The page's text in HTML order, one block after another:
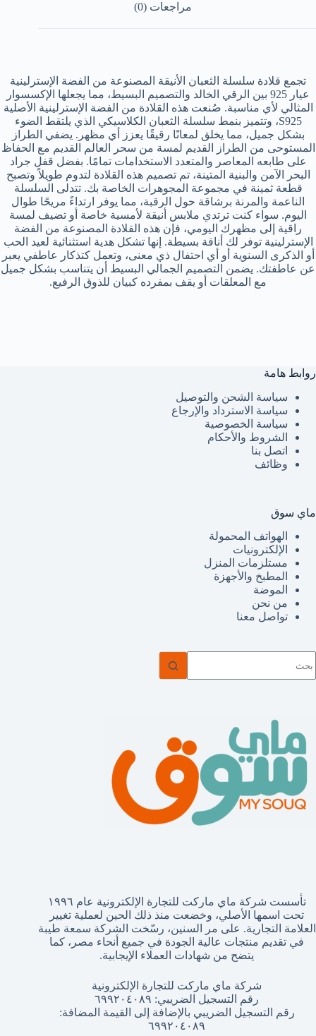
مراجعات (0)
تجمع قلادة سلسلة الثعبان الأنيقة المصنوعة من الفضة الإسترلينية
عيار 925 بين الرقي الخالد والتصميم البسيط، مما يجعلها الإكسسوار
المثالي لأي مناسبة. صُنعت هذه القلادة من الفضة الإسترلينية الأصلية
S925، وتتميز بنمط سلسلة الثعبان الكلاسيكي الذي يلتقط الضوء
بشكل جميل، مما يخلق لمعانًا رقيقًا يعزز أي مظهر. يضفي الطراز
المستوحى من الطراز القديم لمسة من سحر العالم القديم مع الحفاظ
على طابعه المعاصر والمتعدد الاستخدامات تمامًا. بفضل قفل جراد
البحر الآمن والبنية المتينة، تم تصميم هذه القلادة لتدوم طويلاً وتصبح
قطعة ثمينة في مجموعة المجوهرات الخاصة بك. تتدلى السلسلة
الناعمة والمرنة برشاقة حول الرقبة، مما يوفر ارتداءً مريحًا طوال
اليوم. سواء كنت ترتدي ملابس أنيقة لأمسية خاصة أو تضيف لمسة
راقية إلى مظهرك اليومي، فإن هذه القلادة المصنوعة من الفضة
الإسترلينية توفر لك أناقة بسيطة. إنها تشكل هدية استثنائية لعيد الحب
أو الذكرى السنوية أو أي احتفال ذي معنى، وتعمل كتذكار عاطفي يعبر
عن عاطفتك. يضمن التصميم الجمالي البسيط أن يتناسب بشكل جميل
مع المعلقات أو يقف بمفرده كبيان للذوق الرفيع.
روابط هامة
سياسة الشحن والتوصيل
سياسة الاسترداد والإرجاع
سياسة الخصوصية
الشروط والأحكام
اتصل بنا
وظائف
ماي سوق
الهواتف المحمولة
الإلكترونيات
مستلزمات المنزل
المطبخ والأجهزة
الموضة
من نحن
تواصل معنا
توجد
تأسست شركة ماي ماركت للتجارة الإلكترونية عام ١٩٩٦
تحت اسمها الأصلي، وخضعت منذ ذلك الحين لعملية تغيير
العلامة التجارية. على مر السنين، رسّخت الشركة سمعة طيبة
في تقديم منتجات عالية الجودة في جميع أنحاء مصر، كما
يتضح من شهادات العملاء الإيجابية.
شركة ماي ماركت للتجارة الإلكترونية
رقم التسجيل الضريبي: ٦٩٩٢٠٤٠٨٩
رقم التسجيل الضريبي بالإضافة إلى القيمة المضافة:
٦٩٩٢٠٤٠٨٩